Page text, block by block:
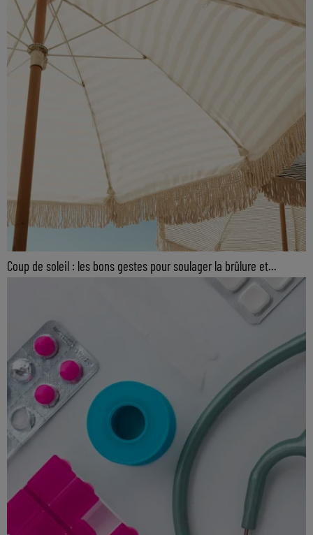
Coup de soleil : les bons gestes pour soulager la brûlure et...